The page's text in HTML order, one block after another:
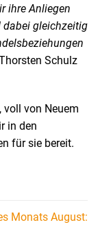
ihre Anliegen
gleichzeitig
Schulz
voll von Neuem
in den
für sie bereit.
Monats August: